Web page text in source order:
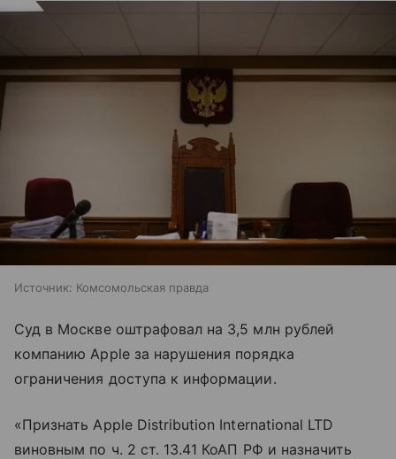
Источник: Комсомольская правда
Суд в Москве оштрафовал на 3,5 млн рублей
компанию Apple за нарушения порядка
ограничения доступа к информации.
«Признать Apple Distribution International LTD
виновным по ч. 2 ст. 13.41 КоАП РФ и назначить